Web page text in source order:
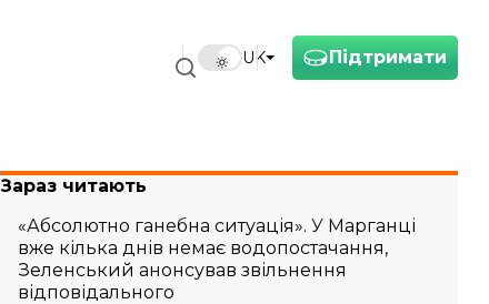
Підтримати
UK
Зараз читають
«Абсолютно ганебна ситуація». У Марганці
вже кілька днів немає водопостачання,
Зеленський анонсував звільнення
відповідального